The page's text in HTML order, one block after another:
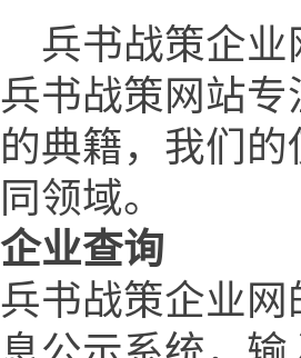
兵书战策企业
兵书战策网站
的典籍，我们
同领域。
企业查询
兵书战策企业